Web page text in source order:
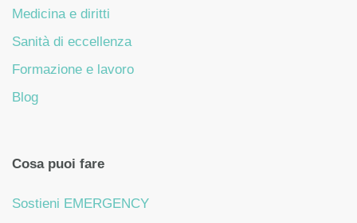
Medicina e diritti
Sanità di eccellenza
Formazione e lavoro
Blog
Cosa puoi fare
Sostieni EMERGENCY